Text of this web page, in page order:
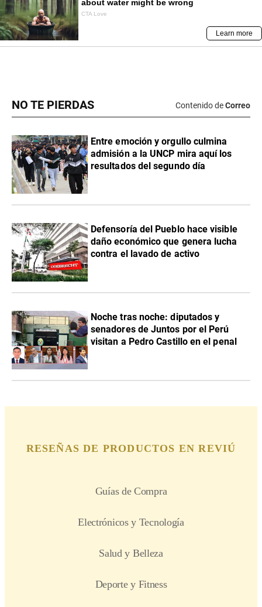
NO TE PIERDAS Contenido deCorreo
Entre emoción y orgullo culmina
admisión a la UNCP mira aquí los
resultados del segundo día
Defensoría del Pueblo hace visible
daño económico que genera lucha
contra el lavado de activo
Noche tras noche: diputados y
senadores de Juntos por el Perú
visitan a Pedro Castillo en el penal